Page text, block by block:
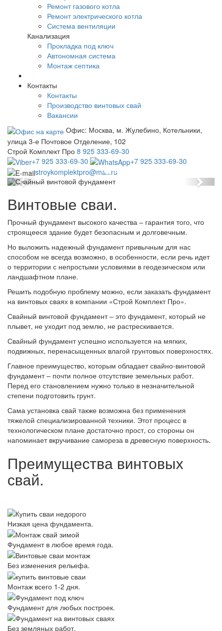
Ремонт газового котла
Ремонт электрического котла
Система вентиляции
Канализация
Прокладка под ключ
Автономная система
Монтаж септика
Контакты
Контакты
Производство винтовых свай
Вакансии
Офис: Москва, м. Жулебино, Котельники,
улица 3-е Почтовое Отделение, 102
Строй Комплект Про 8 925 333-69-30
+7 925 333-69-30
+7 925 333-69-30
stroykomplektpro@mail.ru
Установка фундамента
Установка свайного винтового фундамента
под ключ в Москве и Подмосковье
Previous Next
Винтовые сваи.
Прочный фундамент высокого качества – гарантия того, что
строящееся здание будет безопасным и долговечным.
Но выложить надежный фундамент привычным для нас
способом не всегда возможно, в особенности, если речь идет
о территории с непростыми условиями в геодезическом или
ландшафтном плане.
Решить подобную проблему можно, если заказать фундамент
на винтовых сваях в компании «Строй Комплект Про».
Свайный винтовой фундамент – это фундамент, который не
плывет, не уходит под землю, не растрескивается.
Свайный фундамент успешно используется на мягких,
подвижных, перенасыщенных влагой грунтовых поверхностях.
Главное преимущество, которым обладает свайно-винтовой
фундамент – почти полное отсутствие земельных работ.
Перед его становлением нужно только в незначительной
степени подготовить грунт.
Сама установка свай также возможна без применения
тяжелой специализированной техники. Этот процесс в
технологическом плане достаточно прост, со стороны он
напоминает вкручивание самореза в древесную поверхность.
Преимущества винтовых
свай.
Низкая цена фундамента.
Фундамент в любое время года.
Без изменения рельефа.
Монтаж всего 1-2 дня.
Фундамент для любых построек.
Без земляных работ.